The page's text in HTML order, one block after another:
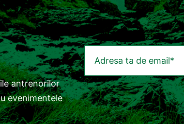
antrenorilor
evenimentele